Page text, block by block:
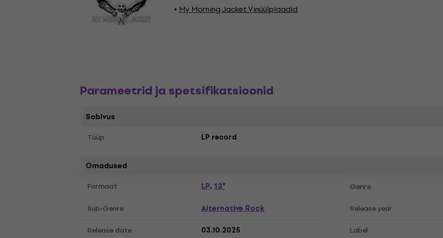
My Morning Jacket Vinüülplaadid
Parameetrid ja spetsifikatsioonid
Sobivus
Tüüp LP record
Omadused
Formaat LP,12"
Genre
Sub-Genre
Alternative Rock
Release year
Release date
03.10.2025 Label